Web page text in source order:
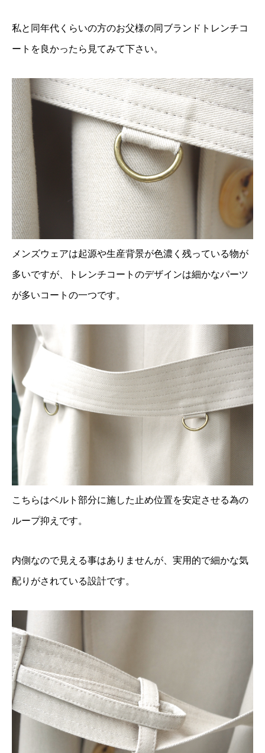
私と同年代くらいの方のお父様の同ブランドトレンチコ
ートを良かったら見てみて下さい。
メンズウェアは起源や生産背景が色濃く残っている物が
多いですが、トレンチコートのデザインは細かなパーツ
が多いコートの一つです。
こちらはベルト部分に施した止め位置を安定させる為の
ループ抑えです。
内側なので見える事はありませんが、実用的で細かな気
配りがされている設計です。